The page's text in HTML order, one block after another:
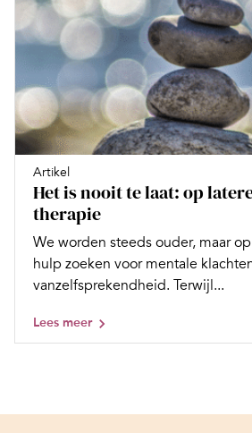
Artikel
Het is nooit te laat: op
therapie
We worden steeds ouder, maar
hulp zoeken voor mentale
vanzelfsprekendheid. Terwijl...
Lees meer